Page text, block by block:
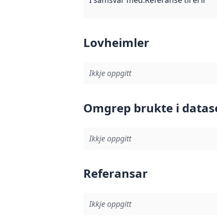
Lovheimler
Ikkje oppgitt
Omgrep brukte i
Ikkje oppgitt
Referansar
Ikkje oppgitt